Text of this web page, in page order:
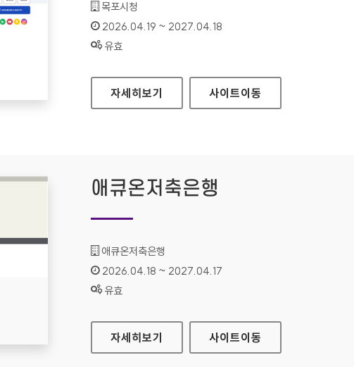
기관명 :
목포시청
인증기간 :
2026.04.19 ~ 2027.04.18
상태 :
유효
목포시청
자세히보기 사이트이동
애큐온저축은행
기관명 :
애큐온저축은행
인증기간 :
2026.04.18 ~ 2027.04.17
상태 :
유효
애큐온저축은행
자세히보기 사이트이동